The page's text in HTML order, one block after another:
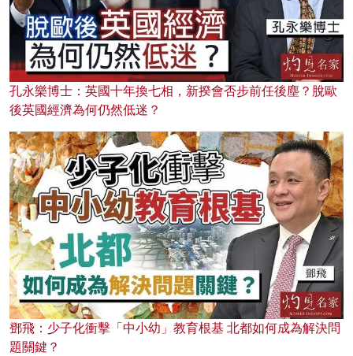
孔永樂博士：英國十年換七相，新揆會否步前任後塵？脫歐
後英國經濟為何仍然低迷？
鄧飛：少子化衝擊「中小幼」教育根基 北都如何成為解決問
題關鍵？